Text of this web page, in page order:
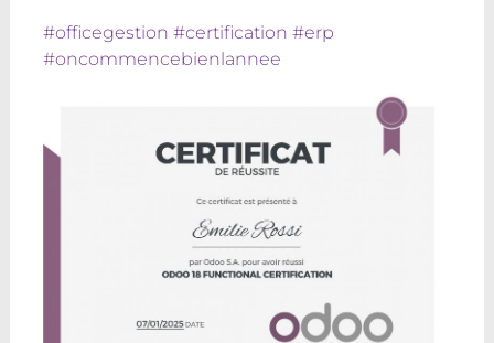
#officegestion #certification #erp
#oncommencebienlannee